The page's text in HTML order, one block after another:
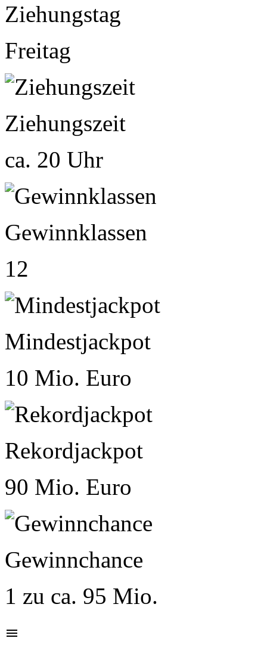
Ziehungstag
Freitag
Ziehungszeit
ca. 20 Uhr
Gewinnklassen
12
Mindestjackpot
10 Mio. Euro
Rekordjackpot
90 Mio. Euro
Gewinnchance
1 zu ca. 95 Mio.
menu